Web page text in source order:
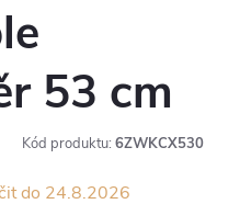
53 cm
Kód produktu: 6ZWKCX530
24.8.2026